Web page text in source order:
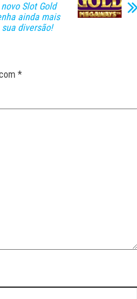
Slot Gold
ainda mais
diversão!
*